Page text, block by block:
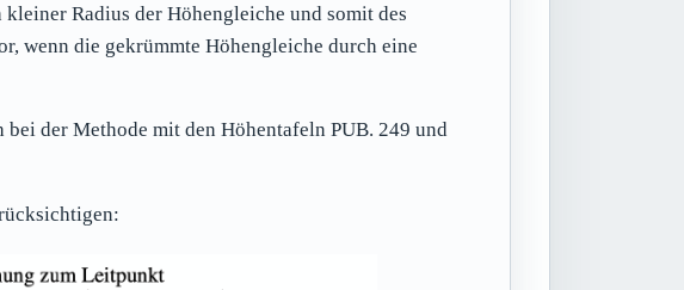
Radius der Höhengleiche und somit des
wenn die gekrümmte Höhengleiche durch eine
der Methode mit den Höhentafeln PUB. 249 und